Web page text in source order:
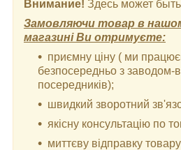
Внимание! Здесь может
Замовляючи товар в
магазині Ви отримуєте:
приємну ціну ( ми
безпосередньо з заводом-
посередників);
швидкий зворотний
якісну консультацію по
миттєву відправку